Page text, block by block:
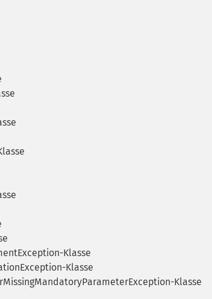
Klasse
Klasse
Klasse